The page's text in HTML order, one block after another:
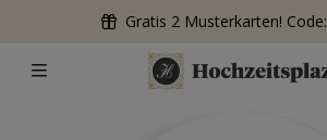
Gratis 2 Musterkarten! Code: